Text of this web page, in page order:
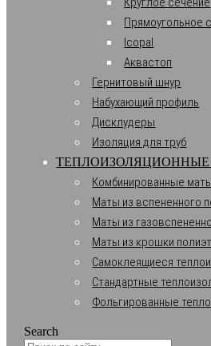
Прямоугольное
Icopal
Аквастоп
Гернитовый шнур
Набухающий профиль
Дисклудеры
Изоляция для труб
Комбинированные
Маты из вспененного
Маты из
Маты из крошки
Самоклеящиеся
Стандартные
Фольгированные
Search